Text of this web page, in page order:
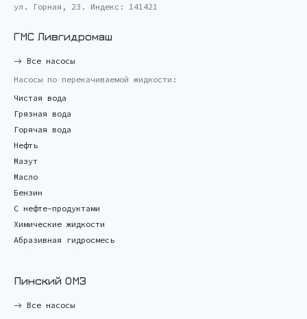
ул. Горная, 23. Индекс: 141421
ГМС Ливгидромаш
Все насосы
Насосы по перекачиваемой жидкости:
Чистая вода
Грязная вода
Горячая вода
Нефть
Мазут
Масло
Бензин
С нефте-продуктами
Химические жидкости
Абразивная гидросмесь
Пинский ОМЗ
Все насосы